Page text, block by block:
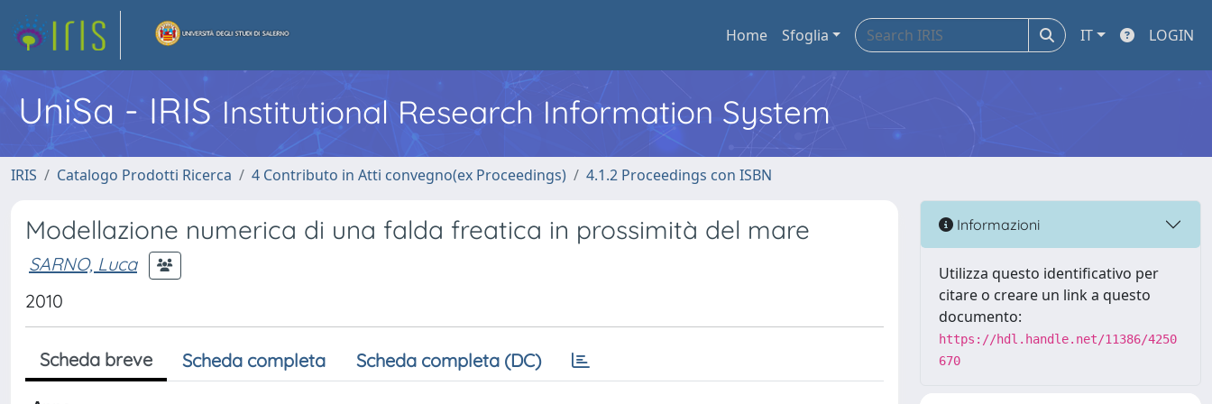
Home Sfoglia IT LOGIN
UniSa - IRIS Institutional Research Information System
IRIS Catalogo Prodotti Ricerca 4 Contributo in Atti convegno(ex Proceedings) 4.1.2 Proceedings con ISBN
Modellazione numerica di una falda freatica in prossimità del mare
SARNO, Luca
2010
Scheda breve Scheda completa Scheda completa (DC)
Informazioni
Utilizza questo identificativo per
citare o creare un link a questo
documento:
https://hdl.handle.net/11386/4250
670